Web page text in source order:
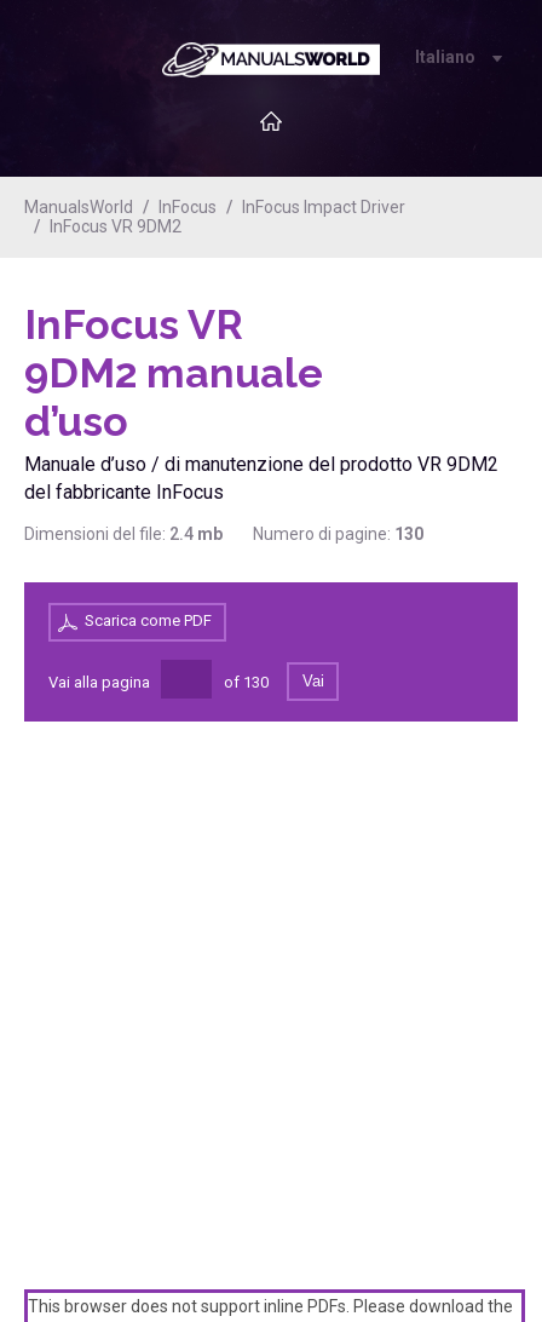
Italiano
ManualsWorld InFocus
InFocus Impact Driver
InFocus VR 9DM2
InFocus VR
9DM2 manuale
d’uso
Manuale d’uso / di manutenzione del prodotto VR 9DM2
del fabbricante InFocus
Dimensioni del file: 2.4 mb Numero di pagine: 130
Scarica come PDF
Vai alla pagina of 130 Vai
This browser does not support inline PDFs. Please download the